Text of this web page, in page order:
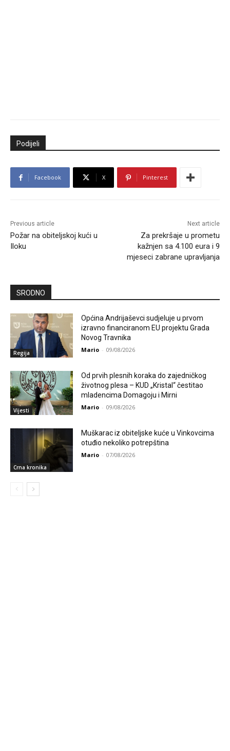
Podijeli
Facebook X Pinterest
Previous article
Požar na obiteljskoj kući u
Iloku
Next article
Za prekršaje u prometu
kažnjen sa 4.100 eura i 9
mjeseci zabrane upravljanja
SRODNO
Regija
Općina Andrijaševci sudjeluje u prvom
izravno financiranom EU projektu Grada
Novog Travnika
Mario - 09/08/2026
Vijesti
Od prvih plesnih koraka do zajedničkog
životnog plesa – KUD „Kristal“ čestitao
mladencima Domagoju i Mirni
Mario - 09/08/2026
Crna kronika
Muškarac iz obiteljske kuće u Vinkovcima
otuđio nekoliko potrepština
Mario - 07/08/2026